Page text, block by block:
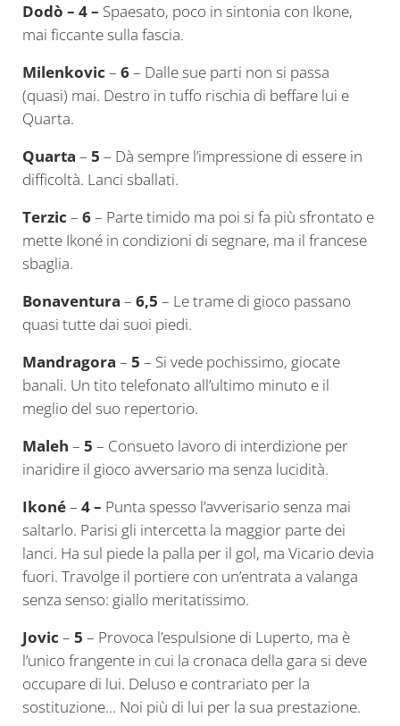
Dodò – 4 – Spaesato, poco in sintonia con Ikone,
mai ficcante sulla fascia.
Milenkovic – 6– Dalle sue parti non si passa
(quasi) mai. Destro in tuffo rischia di beffare lui e
Quarta.
Quarta – 5 – Dà sempre l’impressione di essere in
difficoltà. Lanci sballati.
Terzic – 6– Parte timido ma poi si fa più sfrontato e
mette Ikoné in condizioni di segnare, ma il francese
sbaglia.
Bonaventura – 6,5 – Le trame di gioco passano
quasi tutte dai suoi piedi.
Mandragora – 5 – Si vede pochissimo, giocate
banali. Un tito telefonato all’ultimo minuto e il
meglio del suo repertorio.
Maleh – 5 – Consueto lavoro di interdizione per
inaridire il gioco avversario ma senza lucidità.
Ikoné– 4 – Punta spesso l’avverisario senza mai
saltarlo. Parisi gli intercetta la maggior parte dei
lanci. Ha sul piede la palla per il gol, ma Vicario devia
fuori. Travolge il portiere con un’entrata a valanga
senza senso: giallo meritatissimo.
Jovic – 5 – Provoca l’espulsione di Luperto, ma è
l’unico frangente in cui la cronaca della gara si deve
occupare di lui. Deluso e contrariato per la
sostituzione… Noi più di lui per la sua prestazione.